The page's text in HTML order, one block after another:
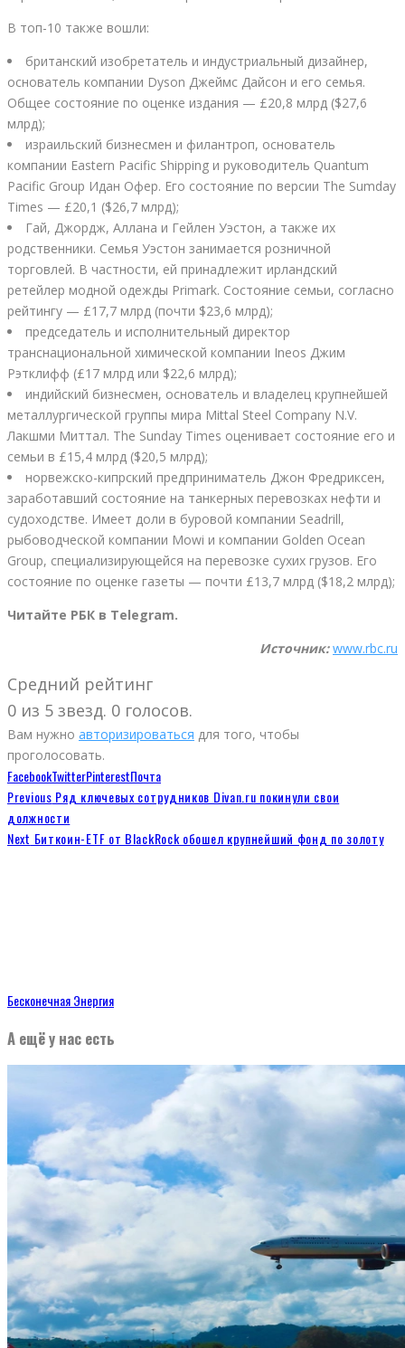
В топ-10 также вошли:
британский изобретатель и индустриальный дизайнер,
основатель компании Dyson Джеймс Дайсон и его семья.
Общее состояние по оценке издания — £20,8 млрд ($27,6
млрд);
израильский бизнесмен и филантроп, основатель
компании Eastern Pacific Shipping и руководитель Quantum
Pacific Group Идан Офер. Его состояние по версии The Sumday
Times — £20,1 ($26,7 млрд);
Гай, Джордж, Аллана и Гейлен Уэстон, а также их
родственники. Семья Уэстон занимается розничной
торговлей. В частности, ей принадлежит ирландский
ретейлер модной одежды Primark. Состояние семьи, согласно
рейтингу — £17,7 млрд (почти $23,6 млрд);
председатель и исполнительный директор
транснациональной химической компании Ineos Джим
Рэтклифф (£17 млрд или $22,6 млрд);
индийский бизнесмен, основатель и владелец крупнейшей
металлургической группы мира Mittal Steel Company N.V.
Лакшми Миттал. The Sunday Times оценивает состояние его и
семьи в £15,4 млрд ($20,5 млрд);
норвежско-кипрский предприниматель Джон Фредриксен,
заработавший состояние на танкерных перевозках нефти и
судоходстве. Имеет доли в буровой компании Seadrill,
рыбоводческой компании Mowi и компании Golden Ocean
Group, специализирующейся на перевозке сухих грузов. Его
состояние по оценке газеты — почти £13,7 млрд ($18,2 млрд);
Читайте РБК в Telegram.
Источник: www.rbc.ru
Средний рейтинг
0 из 5 звезд. 0 голосов.
Вам нужно авторизироваться для того, чтобы
проголосовать.
FacebookTwitterPinterestПочта
Previous Ряд ключевых сотрудников Divan.ru покинули свои
должности
Next Биткоин-ETF от BlackRock обошел крупнейший фонд по золоту
Бесконечная Энергия
А ещё у нас есть